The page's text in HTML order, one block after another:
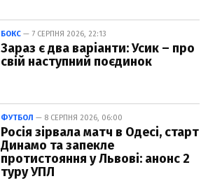
БОКС — 7 СЕРПНЯ 2026, 22:13
Зараз є два варіанти: Усик – про
свій наступний поєдинок
ФУТБОЛ — 8 СЕРПНЯ 2026, 06:00
Росія зірвала матч в Одесі, старт
Динамо та запекле
протистояння у Львові: анонс 2
туру УПЛ